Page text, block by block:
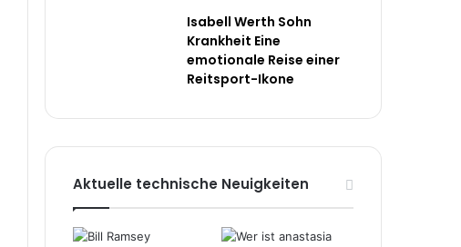
Isabell Werth Sohn
Krankheit Eine
emotionale Reise einer
Reitsport-Ikone
Aktuelle technische Neuigkeiten